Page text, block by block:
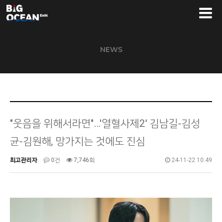
NEWS
"웃음을 위해서라면"…'열혈사제2' 김남길-김성
균-김원해, 망가지는 것에도 진심
최고관리자 0건 7,746회 24-11-22 10:49